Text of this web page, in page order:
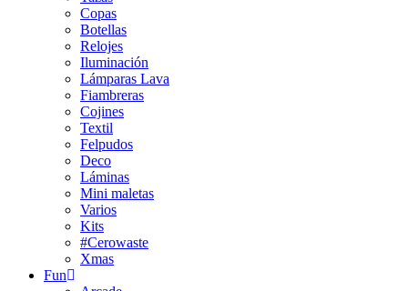
Copas
Botellas
Relojes
Iluminación
Lámparas Lava
Fiambreras
Cojines
Textil
Felpudos
Deco
Láminas
Mini maletas
Varios
Kits
#Cerowaste
Xmas
Fun